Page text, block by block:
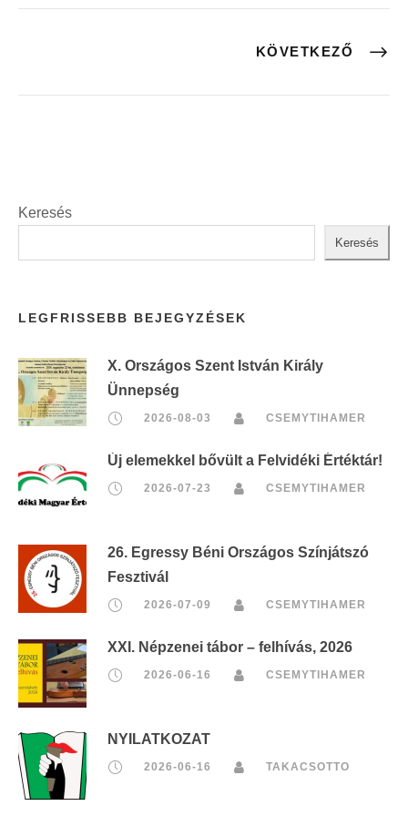
KÖVETKEZŐ
Keresés
Keresés
LEGFRISSEBB BEJEGYZÉSEK
X. Országos Szent István Király
Ünnepség
2026-08-03 CSEMYTIHAMER
Új elemekkel bővült a Felvidéki Értéktár!
2026-07-23 CSEMYTIHAMER
26. Egressy Béni Országos Színjátszó
Fesztivál
2026-07-09 CSEMYTIHAMER
XXI. Népzenei tábor – felhívás, 2026
2026-06-16 CSEMYTIHAMER
NYILATKOZAT
2026-06-16 TAKACSOTTO